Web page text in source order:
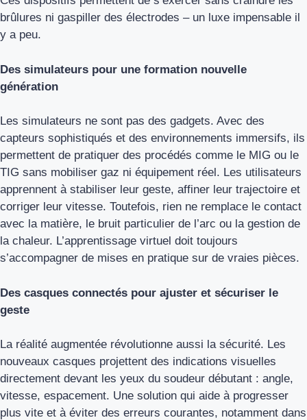
brûlures ni gaspiller des électrodes – un luxe impensable il
y a peu.
Des simulateurs pour une formation nouvelle
génération
Les simulateurs ne sont pas des gadgets. Avec des
capteurs sophistiqués et des environnements immersifs, ils
permettent de pratiquer des procédés comme le MIG ou le
TIG sans mobiliser gaz ni équipement réel. Les utilisateurs
apprennent à stabiliser leur geste, affiner leur trajectoire et
corriger leur vitesse. Toutefois, rien ne remplace le contact
avec la matière, le bruit particulier de l’arc ou la gestion de
la chaleur. L’apprentissage virtuel doit toujours
s’accompagner de mises en pratique sur de vraies pièces.
Des casques connectés pour ajuster et sécuriser le
geste
La réalité augmentée révolutionne aussi la sécurité. Les
nouveaux casques projettent des indications visuelles
directement devant les yeux du soudeur débutant : angle,
vitesse, espacement. Une solution qui aide à progresser
plus vite et à éviter des erreurs courantes, notamment dans